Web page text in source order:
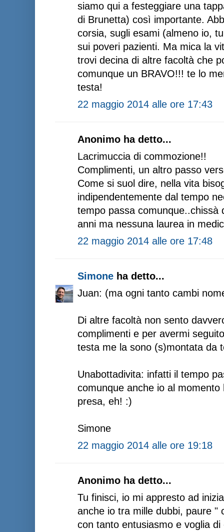
siamo qui a festeggiare una
di Brunetta) così importante.
corsia, sugli esami (almeno io,
sui poveri pazienti. Ma mica la
trovi decina di altre facoltà che
comunque un BRAVO!!! te lo
testa!
22 maggio 2014 alle ore 17:43
Anonimo ha detto...
Lacrimuccia di commozione!!
Complimenti, un altro passo
Come si suol dire, nella vita
indipendentemente dal tempo
tempo passa comunque..chissà
anni ma nessuna laurea in
22 maggio 2014 alle ore 17:48
Simone ha detto...
Juan: (ma ogni tanto cambi
Di altre facoltà non sento
complimenti e per avermi
testa me la sono (s)montata da
Unabottadivita: infatti il tempo
comunque anche io al
presa, eh! :)
Simone
22 maggio 2014 alle ore 19:18
Anonimo ha detto...
Tu finisci, io mi appresto ad
anche io tra mille dubbi, paure "
con tanto entusiasmo e voglia